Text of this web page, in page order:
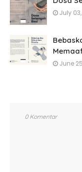
July
June
0 Komentar